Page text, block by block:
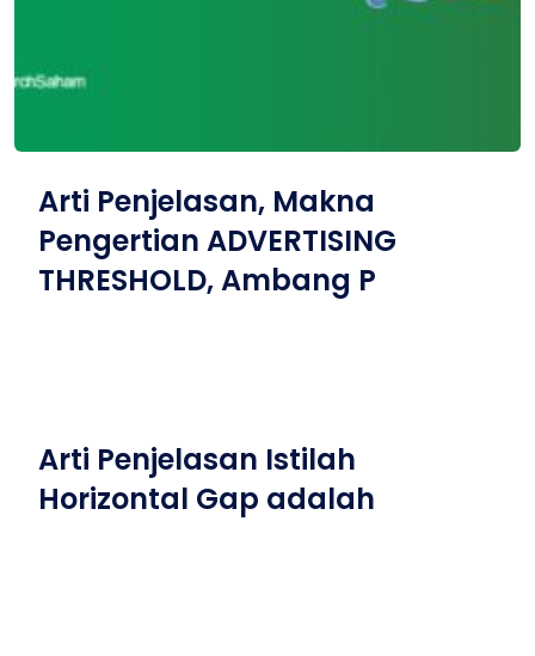
Arti Penjelasan, Makna
Pengertian ADVERTISING
THRESHOLD, Ambang P
Arti Penjelasan Istilah
Horizontal Gap adalah